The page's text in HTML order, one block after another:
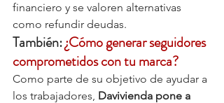
financiero y se valoren alternativas
como refundir deudas.
También: ¿Cómo generar seguidores
comprometidos con tu marca?
Como parte de su objetivo de ayudar a
los trabajadores, Davivienda pone a